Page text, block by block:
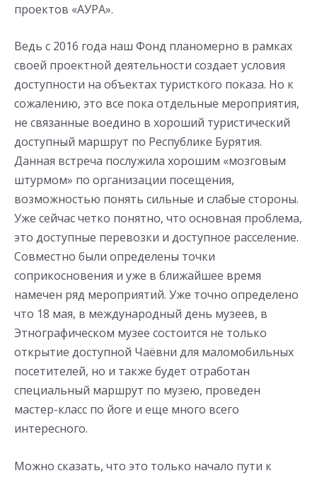
проектов «АУРА».
Ведь с 2016 года наш Фонд планомерно в рамках
своей проектной деятельности создает условия
доступности на объектах туристкого показа. Но к
сожалению, это все пока отдельные мероприятия,
не связанные воедино в хороший туристический
доступный маршрут по Республике Бурятия.
Данная встреча послужила хорошим «мозговым
штурмом» по организации посещения,
возможностью понять сильные и слабые стороны.
Уже сейчас четко понятно, что основная проблема,
это доступные перевозки и доступное расселение.
Совместно были определены точки
соприкосновения и уже в ближайшее время
намечен ряд мероприятий. Уже точно определено
что 18 мая, в международный день музеев, в
Этнографическом музее состоится не только
открытие доступной Чаёвни для маломобильных
посетителей, но и также будет отработан
специальный маршрут по музею, проведен
мастер-класс по йоге и еще много всего
интересного.
Можно сказать, что это только начало пути к